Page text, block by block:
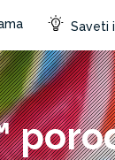
Saveti